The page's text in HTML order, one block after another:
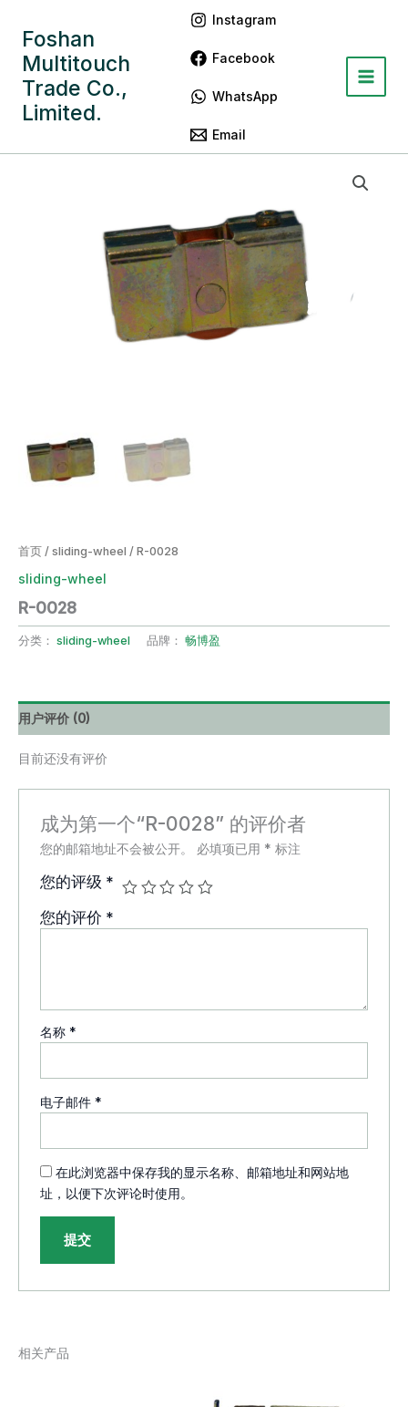
Foshan
Multitouch
Trade Co.,
Limited.
Instagram
Facebook
WhatsApp
Email
首页 / sliding-wheel / R-0028
sliding-wheel
R-0028
分类： sliding-wheel 品牌： 畅博盈
用户评价 (0)
目前还没有评价
成为第一个“R-0028” 的评价者
您的邮箱地址不会被公开。 必填项已用 * 标注
您的评级 *
您的评价 *
名称 *
电子邮件 *
在此浏览器中保存我的显示名称、邮箱地址和网站地
址，以便下次评论时使用。
相关产品